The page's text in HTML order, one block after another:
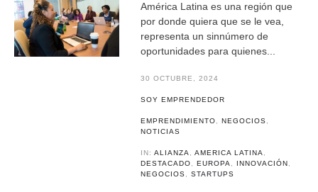
América Latina es una región que
por donde quiera que se le vea,
representa un sinnúmero de
oportunidades para quienes...
30 OCTUBRE, 2024
SOY EMPRENDEDOR
EMPRENDIMIENTO ,NEGOCIOS
NOTICIAS
IN:ALIANZA ,AMERICA LATINA
DESTACADO
,EUROPA INNOVACIÓN
NEGOCIOS
,STARTUPS